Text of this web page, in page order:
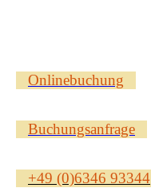
Onlinebuchung
Buchungsanfrage
+49 (0)6346 93344